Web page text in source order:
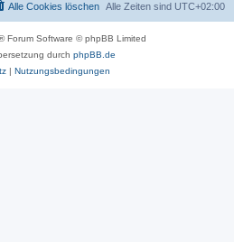
Alle Zeiten sind UTC+02:00
Alle Cookies löschen
Forum Software © phpBB Limited
durch phpBB.de
| Nutzungsbedingungen